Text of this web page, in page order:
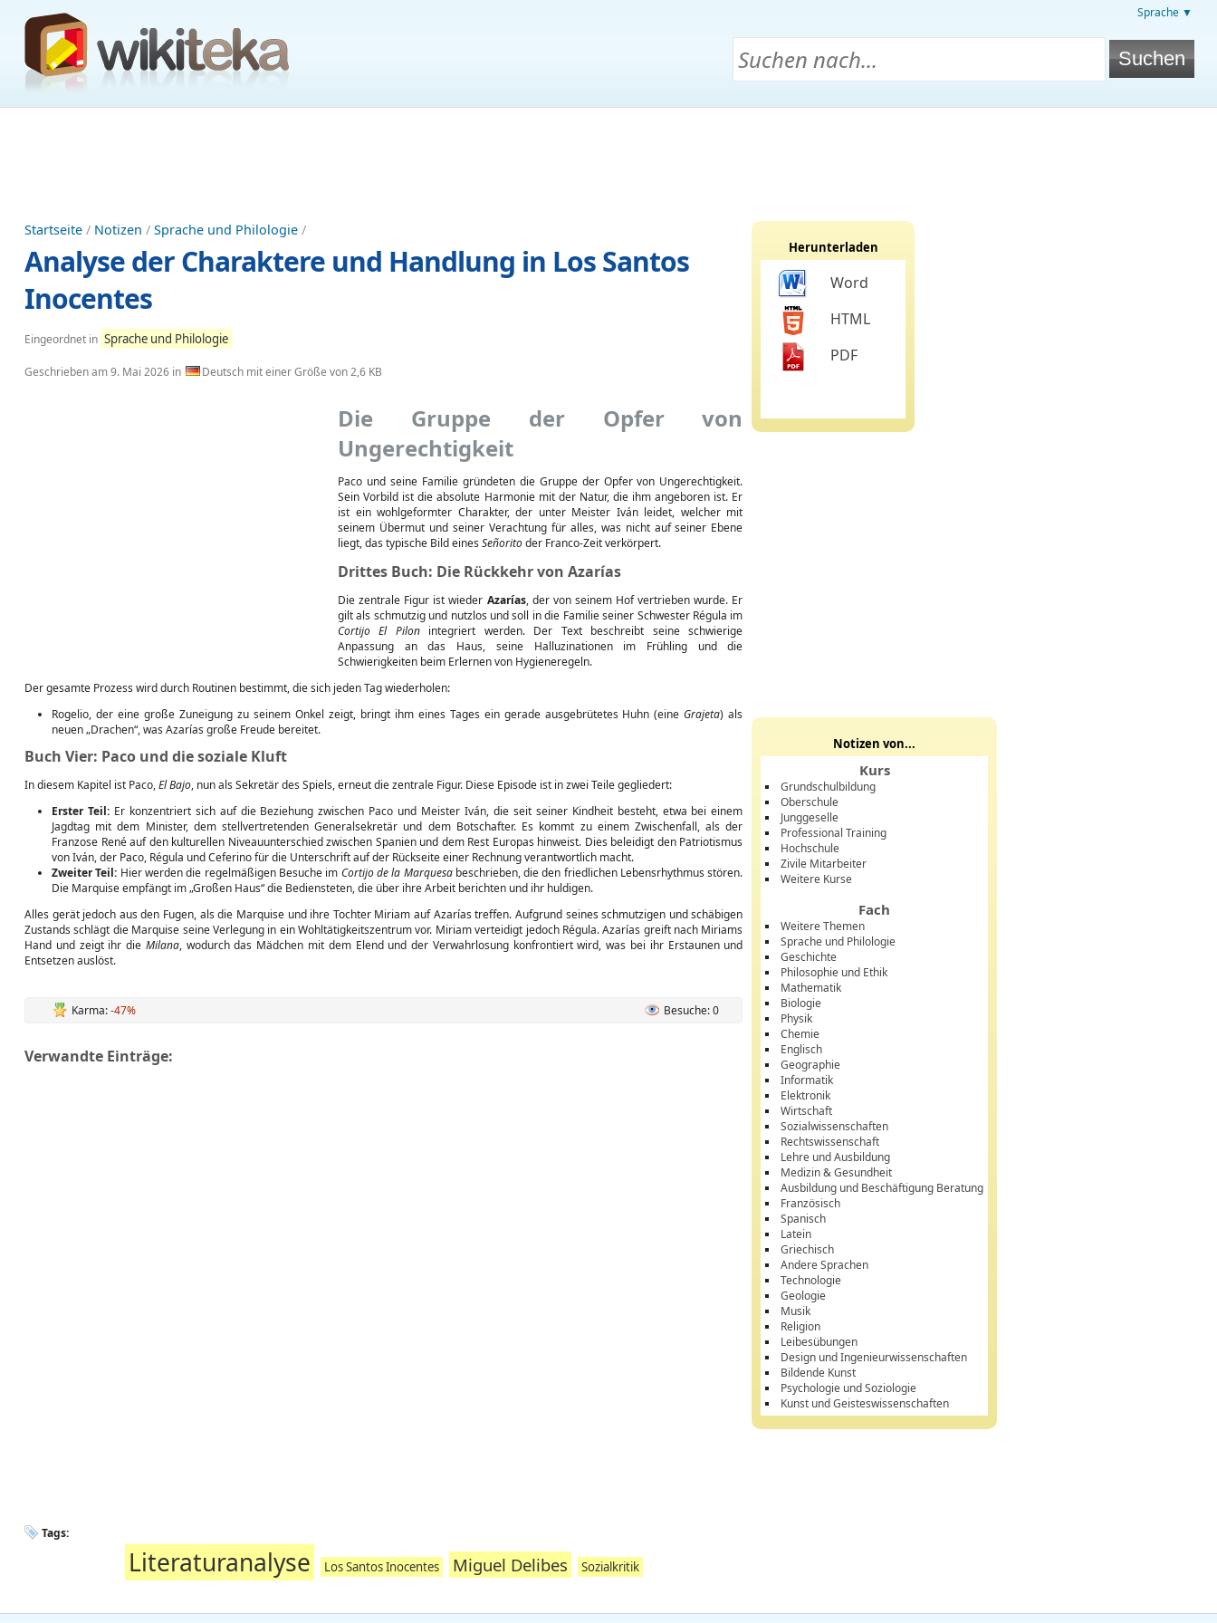
Sprache ▼
Startseite / Notizen / Sprache und Philologie /
Analyse der Charaktere und Handlung in Los Santos
Inocentes
Eingeordnet in Sprache und Philologie
Geschrieben am9. Mai 2026 in Deutsch mit einer Größe von 2,6 KB
Die Gruppe der Opfer von
Ungerechtigkeit
Paco und seine Familie gründeten die Gruppe der Opfer von Ungerechtigkeit.
Sein Vorbild ist die absolute Harmonie mit der Natur, die ihm angeboren ist. Er
ist ein wohlgeformter Charakter, der unter Meister Iván leidet, welcher mit
seinem Übermut und seiner Verachtung für alles, was nicht auf seiner Ebene
liegt, das typische Bild eines Señoritoder Franco-Zeit verkörpert.
Drittes Buch: Die Rückkehr von Azarías
Die zentrale Figur ist wieder Azarías, der von seinem Hof vertrieben wurde. Er
gilt als schmutzig und nutzlos und soll in die Familie seiner Schwester Régula im
Cortijo El Pilonintegriert werden. Der Text beschreibt seine schwierige
Anpassung an das Haus, seine Halluzinationen im Frühling und die
Schwierigkeiten beim Erlernen von Hygieneregeln.
Der gesamte Prozess wird durch Routinen bestimmt, die sich jeden Tag wiederholen:
Rogelio, der eine große Zuneigung zu seinem Onkel zeigt, bringt ihm eines Tages ein gerade ausgebrütetes Huhn (eineGrajeta) als
neuen „Drachen“, was Azarías große Freude bereitet.
Buch Vier: Paco und die soziale Kluft
In diesem Kapitel ist Paco,El Bajo, nun als Sekretär des Spiels, erneut die zentrale Figur. Diese Episode ist in zwei Teile gegliedert:
Erster Teil:Er konzentriert sich auf die Beziehung zwischen Paco und Meister Iván, die seit seiner Kindheit besteht, etwa bei einem
Jagdtag mit dem Minister, dem stellvertretenden Generalsekretär und dem Botschafter. Es kommt zu einem Zwischenfall, als der
Franzose René auf den kulturellen Niveauunterschied zwischen Spanien und dem Rest Europas hinweist. Dies beleidigt den Patriotismus
von Iván, der Paco, Régula und Ceferino für die Unterschrift auf der Rückseite einer Rechnung verantwortlich macht.
Zweiter Teil: Hier werden die regelmäßigen Besuche im Cortijo de la Marquesabeschrieben, die den friedlichen Lebensrhythmus stören.
Die Marquise empfängt im „Großen Haus“ die Bediensteten, die über ihre Arbeit berichten und ihr huldigen.
Alles gerät jedoch aus den Fugen, als die Marquise und ihre Tochter Miriam auf Azarías treffen. Aufgrund seines schmutzigen und schäbigen
Zustands schlägt die Marquise seine Verlegung in ein Wohltätigkeitszentrum vor. Miriam verteidigt jedoch Régula. Azarías greift nach Miriams
Hand und zeigt ihr die Milana, wodurch das Mädchen mit dem Elend und der Verwahrlosung konfrontiert wird, was bei ihr Erstaunen und
Entsetzen auslöst.
Karma:-47% Besuche: 0
Verwandte Einträge:
Tags:
Literaturanalyse Los Santos Inocentes Miguel Delibes Sozialkritik
Herunterladen
Word
HTML
PDF
Notizen von...
Kurs
Grundschulbildung
Oberschule
Junggeselle
Professional Training
Hochschule
Zivile Mitarbeiter
Weitere Kurse
Fach
Weitere Themen
Sprache und Philologie
Geschichte
Philosophie und Ethik
Mathematik
Biologie
Physik
Chemie
Englisch
Geographie
Informatik
Elektronik
Wirtschaft
Sozialwissenschaften
Rechtswissenschaft
Lehre und Ausbildung
Medizin & Gesundheit
Ausbildung und Beschäftigung Beratung
Französisch
Spanisch
Latein
Griechisch
Andere Sprachen
Technologie
Geologie
Musik
Religion
Leibesübungen
Design und Ingenieurwissenschaften
Bildende Kunst
Psychologie und Soziologie
Kunst und Geisteswissenschaften